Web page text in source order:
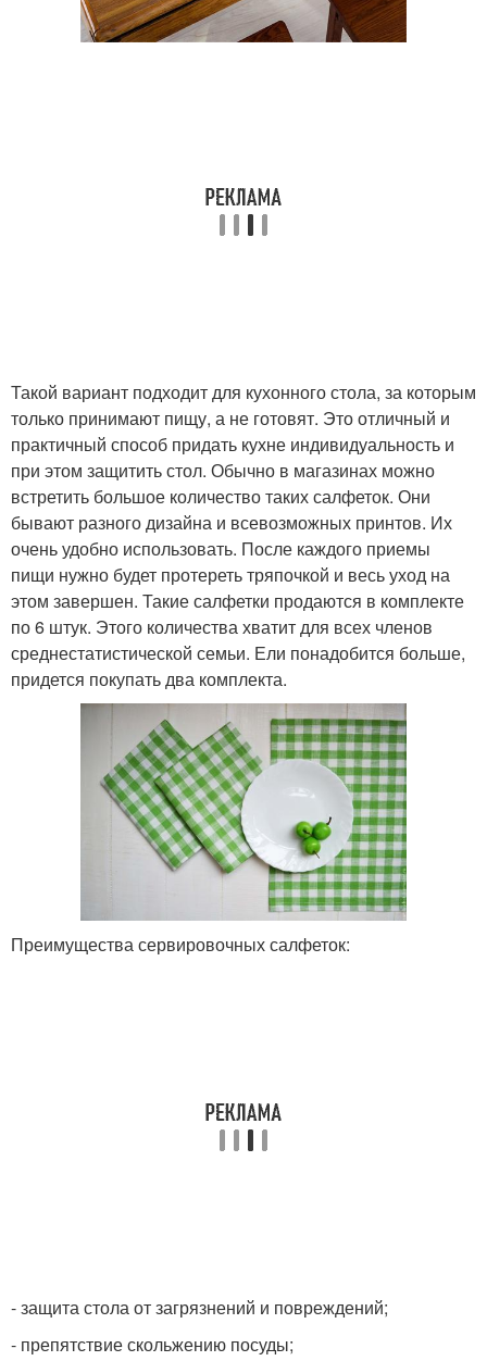
Такой вариант подходит для кухонного стола, за которым
только принимают пищу, а не готовят. Это отличный и
практичный способ придать кухне индивидуальность и
при этом защитить стол. Обычно в магазинах можно
встретить большое количество таких салфеток. Они
бывают разного дизайна и всевозможных принтов. Их
очень удобно использовать. После каждого приемы
пищи нужно будет протереть тряпочкой и весь уход на
этом завершен. Такие салфетки продаются в комплекте
по 6 штук. Этого количества хватит для всех членов
среднестатистической семьи. Ели понадобится больше,
придется покупать два комплекта.
Преимущества сервировочных салфеток:
- защита стола от загрязнений и повреждений;
- препятствие скольжению посуды;